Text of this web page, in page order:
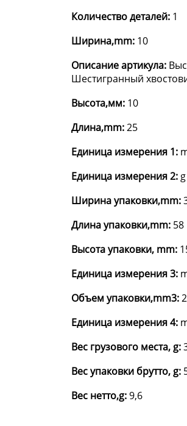
Количество деталей: 1
Ширина,mm: 10
Описание артикула:
Шестигранный
Высота,мм: 10
Длина,mm:25
Единица измерения 1:
Единица измерения 2: g
Ширина упаковки,mm:
Длина упаковки,mm: 58
Высота упаковки, mm:
Единица измерения 3:
Объем упаковки,mm3:
Единица измерения 4:
Вес грузового места, g:
Вес упаковки брутто, g:
Вес нетто,g:9,6